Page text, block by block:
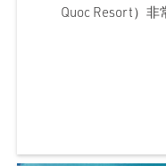
Quoc Resort）非